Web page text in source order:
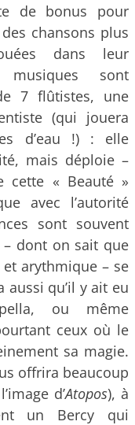
de bonus pour
chansons plus
dans leur
musiques sont
7 flûtistes, une
(qui jouera
d’eau !) : elle
mais déploie –
cette « Beauté »
avec l’autorité
sont souvent
dont on sait que
arythmique – se
qu’il y ait eu
ou même
ceux où le
sa magie.
offrira beaucoup
d’Atopos), à
un Bercy qui